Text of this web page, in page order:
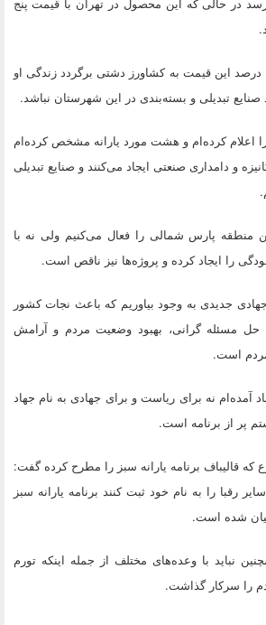
رضایی اضافه کرد: اگر 50 درصد این قیمت به کشاورز دشتی برگردد زندگی او
تبدیلی و بسته‌بندی در این شهرستان نباشد.
اعلام کرده‌ام و هشت مورد یارانه مشخص کرده‌ام
و دامداری صنعتی ایجاد می‌کنند و صنایع تبدیلی
منطقه پارس شمالی را فعال می‌کنیم ولی نه با
را ایجاد کرده و پروژه‌ها نیز ناقص است.
جدیدی به وجود بیاوریم که باعث نجات کشور
مسئله گرانی، بهبود وضعیت مردم و آرامش
است.
نه برای ریاست و برای جهادی به نام جهاد
پر از برنامه است.
که قالیباف برنامه یارانه سبز را مطرح کرده گفت:
سایر رقبا را به نام خود ثبت کنند برنامه یارانه سبز
شده است.
نباید با وعده‌های مختلف از جمله اینکه تورم